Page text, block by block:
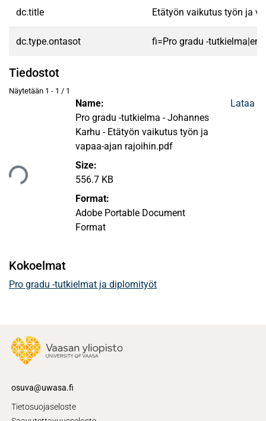
dc.title Etätyön vaikutus työn ja
dc.type.ontasot fi=Pro gradu -
Tiedostot
Näytetään 1 - 1 / 1
Name:
Pro gradu -tutkielma - Johannes
Karhu - Etätyön vaikutus työn ja
vapaa-ajan rajoihin.pdf
Size:
556.7 KB
Format:
Adobe Portable Document
Format
Lataa
Kokoelmat
Pro gradu -tutkielmat ja diplomityöt
osuva@uwasa.fi
Tietosuojaseloste